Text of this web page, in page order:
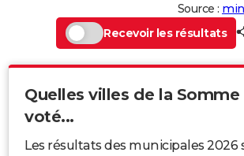
Source :
Recevoir les résultats
Quelles villes de la
voté...
Les résultats des municipales 2026